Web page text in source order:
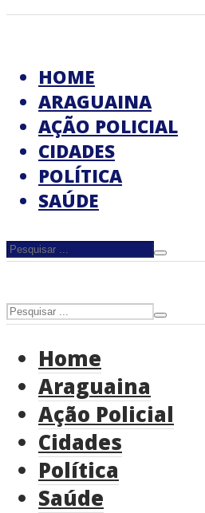
HOME
ARAGUAINA
AÇÃO POLICIAL
CIDADES
POLÍTICA
SAÚDE
Home
Araguaina
Ação Policial
Cidades
Política
Saúde